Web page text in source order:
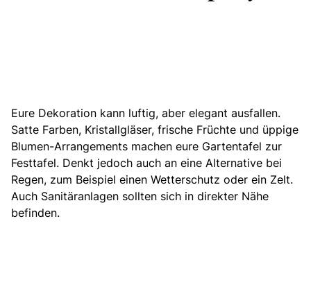
Eure Dekoration kann luftig, aber elegant ausfallen.
Satte Farben, Kristallgläser, frische Früchte und üppige
Blumen-Arrangements machen eure Gartentafel zur
Festtafel. Denkt jedoch auch an eine Alternative bei
Regen, zum Beispiel einen Wetterschutz oder ein Zelt.
Auch Sanitäranlagen sollten sich in direkter Nähe
befinden.